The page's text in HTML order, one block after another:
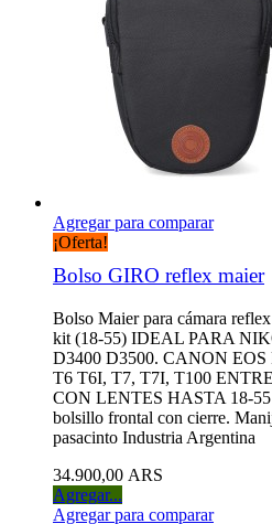
Agregar para comparar
¡Oferta!
Bolso GIRO reflex maier
Bolso Maier para cámara
kit (18-55) IDEAL PARA
D3400 D3500. CANON
T6 T6I, T7, T7I, T100
CON LENTES HASTA 18-55
bolsillo frontal con cierre.
pasacinto Industria Argentina
34.900,00 ARS
Agregar...
Agregar para comparar